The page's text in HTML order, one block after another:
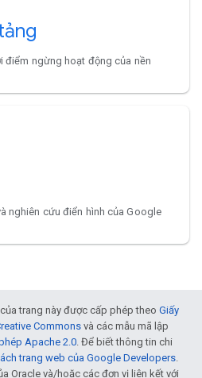
điểm ngừng hoạt động của nền
nghiên cứu điển hình của Google
trang này được cấp phép theo Giấy
Commons và các mẫu mã lập
Apache 2.0. Để biết thông tin chi
trang web của Google Developers.
Oracle và/hoặc các đơn vị liên kết với